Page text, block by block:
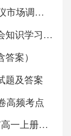
等场所的
自然环境
破坏生态
（1）参照
，说说这
力？（提
课、认真
2026年中国全自动酶免分析仪市场调查研究报告
《未成年人保护法》应知应会知识学习测试题附答案
案）
题及答案
高频考点
2025-2026学年四川省遂宁市高一上册期末教学质量监测数学试卷（原卷）